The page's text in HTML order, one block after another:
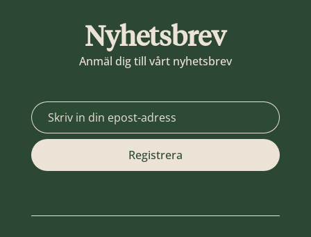
Nyhetsbrev
Anmäl dig till vårt nyhetsbrev